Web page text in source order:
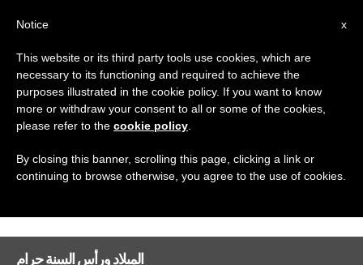
DAY
January 6th, 2014
DERNIÈRES NOUVELLES
الميلاد ورأس السنة حرام
x
Notice
This website or its third party tools use cookies, which are
necessary to its functioning and required to achieve the
purposes illustrated in the cookie policy. If you want to know
more or withdraw your consent to all or some of the cookies,
please refer to the cookie policy
By closing this banner, scrolling this page, clicking a link or
continuing to browse otherwise, you agree to the use of cookies.